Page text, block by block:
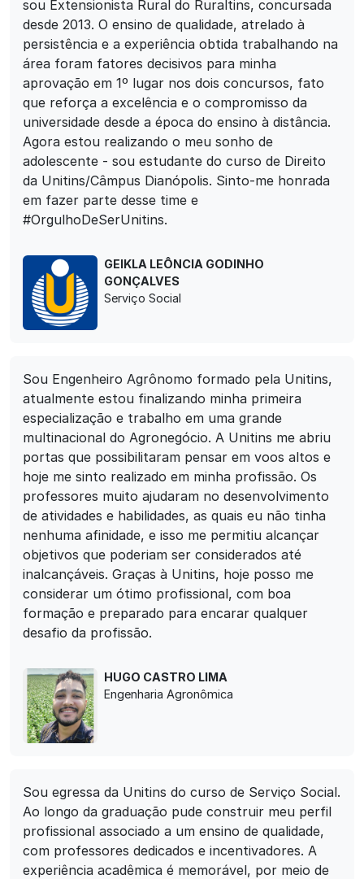
sou Extensionista Rural do Ruraltins, concursada
desde 2013. O ensino de qualidade, atrelado à
persistência e a experiência obtida trabalhando na
área foram fatores decisivos para minha
aprovação em 1º lugar nos dois concursos, fato
que reforça a excelência e o compromisso da
universidade desde a época do ensino à distância.
Agora estou realizando o meu sonho de
adolescente - sou estudante do curso de Direito
da Unitins/Câmpus Dianópolis. Sinto-me honrada
em fazer parte desse time e
#OrgulhoDeSerUnitins.
GEIKLA LEÔNCIA GODINHO
GONÇALVES
Serviço Social
Sou Engenheiro Agrônomo formado pela Unitins,
atualmente estou finalizando minha primeira
especialização e trabalho em uma grande
multinacional do Agronegócio. A Unitins me abriu
portas que possibilitaram pensar em voos altos e
hoje me sinto realizado em minha profissão. Os
professores muito ajudaram no desenvolvimento
de atividades e habilidades, as quais eu não tinha
nenhuma afinidade, e isso me permitiu alcançar
objetivos que poderiam ser considerados até
inalcançáveis. Graças à Unitins, hoje posso me
considerar um ótimo profissional, com boa
formação e preparado para encarar qualquer
desafio da profissão.
HUGO CASTRO LIMA
Engenharia Agronômica
Sou egressa da Unitins do curso de Serviço Social.
Ao longo da graduação pude construir meu perfil
profissional associado a um ensino de qualidade,
com professores dedicados e incentivadores. A
experiência acadêmica é memorável, por meio de